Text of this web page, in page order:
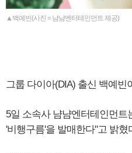
▲백예빈(사진 = 냠냠엔터테인먼트 제공)
그룹 다이아(DIA) 출신 백예빈
5일 소속사 냠냠엔터테인먼트
'비행구름'을 발매한다"고 밝혔